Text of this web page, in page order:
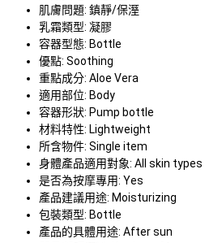
肌膚問題: 鎮靜/保溼
乳霜類型: 凝膠
容器型態: Bottle
優點: Soothing
重點成分: Aloe Vera
適用部位: Body
容器形狀: Pump bottle
材料特性: Lightweight
所含物件: Single item
身體產品適用對象: All skin types
是否為按摩專用: Yes
產品建議用途: Moisturizing
包裝類型: Bottle
產品的具體用途: After sun